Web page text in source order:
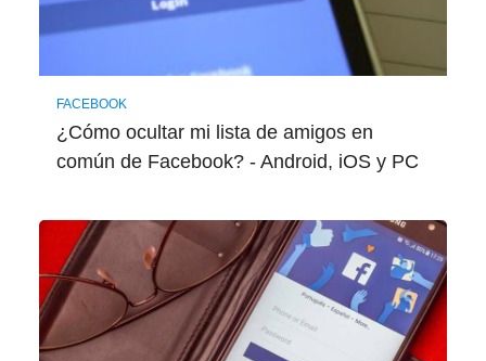
FACEBOOK
¿Cómo ocultar mi lista de amigos en
común de Facebook? - Android, iOS y PC